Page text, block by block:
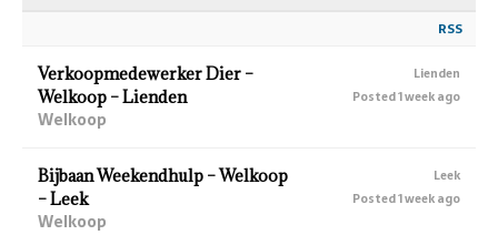
RSS
Verkoopmedewerker Dier –
Welkoop – Lienden
Welkoop
Lienden
Posted 1 week ago
Bijbaan Weekendhulp – Welkoop
– Leek
Welkoop
Leek
Posted 1 week ago